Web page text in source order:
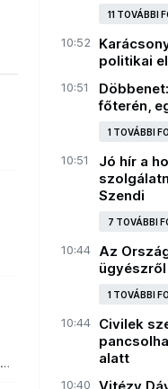
11 TOVÁBBI
10:52
politikai
10:51
főterén,
1 TOVÁBBI
10:51
Jó hír a
Szendi
7 TOVÁBBI
10:44
Az
ügyészről
1 TOVÁBBI
10:44
Civilek
alatt
10:40